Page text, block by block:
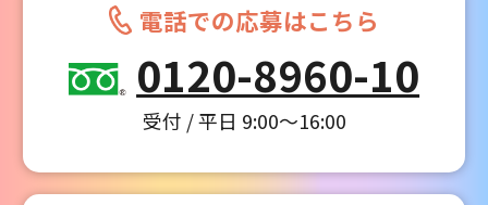
電話での応募はこちら
0120-8960-10
受付 / 平日 9:00～16:00